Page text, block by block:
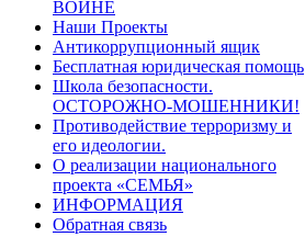
ВОЙНЕ
Наши Проекты
Антикоррупционный ящик
Бесплатная юридическая помощь
Школа безопасности.
ОСТОРОЖНО-МОШЕННИКИ!
Противодействие терроризму и
его идеологии.
О реализации национального
проекта «СЕМЬЯ»
ИНФОРМАЦИЯ
Обратная связь